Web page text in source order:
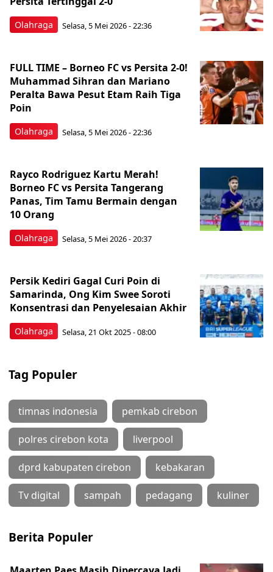
Olahraga Selasa, 5 Mei 2026 - 22:36
Olahraga
FULL TIME – Borneo FC vs Persita 2-0!
Muhammad Sihran dan Mariano
Peralta Bawa Pesut Etam Raih Tiga
Poin
Selasa, 5 Mei 2026 - 22:36
Olahraga
Rayco Rodriguez Kartu Merah!
Borneo FC vs Persita Tangerang
Panas, Tim Tamu Bermain dengan
10 Orang
Selasa, 5 Mei 2026 - 20:37
Olahraga
Persik Kediri Gagal Curi Poin di
Samarinda, Ong Kim Swee Soroti
Konsentrasi dan Penyelesaian Akhir
Selasa, 21 Okt 2025 - 08:00
Tag Populer
timnas indonesia pemkab cirebon
polres cirebon kota liverpool
dprd kabupaten cirebon kebakaran
Tv digital sampah pedagang kuliner
Berita Populer